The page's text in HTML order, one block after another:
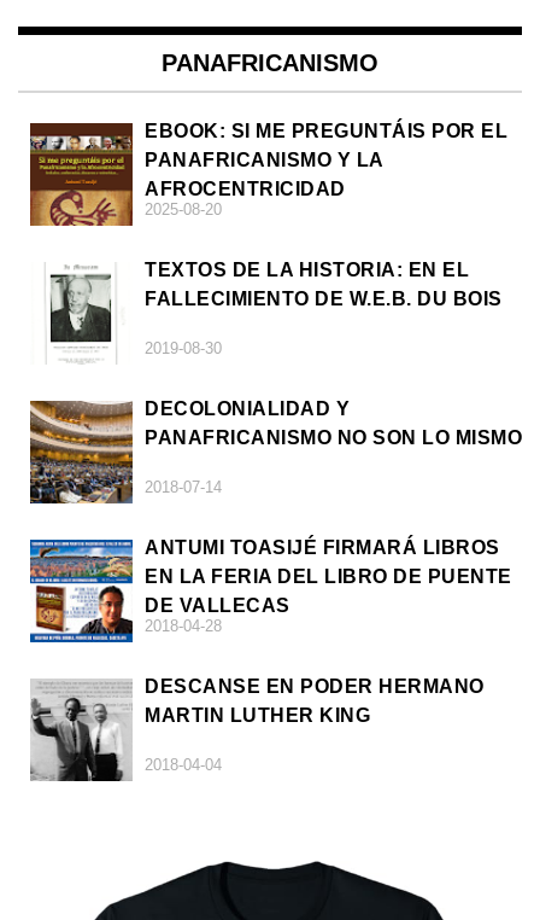
PANAFRICANISMO
EBOOK: SI ME PREGUNTÁIS POR EL
PANAFRICANISMO Y LA
AFROCENTRICIDAD
2025-08-20
TEXTOS DE LA HISTORIA: EN EL
FALLECIMIENTO DE W.E.B. DU BOIS
2019-08-30
DECOLONIALIDAD Y
PANAFRICANISMO NO SON LO MISMO
2018-07-14
ANTUMI TOASIJÉ FIRMARÁ LIBROS
EN LA FERIA DEL LIBRO DE PUENTE
DE VALLECAS
2018-04-28
DESCANSE EN PODER HERMANO
MARTIN LUTHER KING
2018-04-04